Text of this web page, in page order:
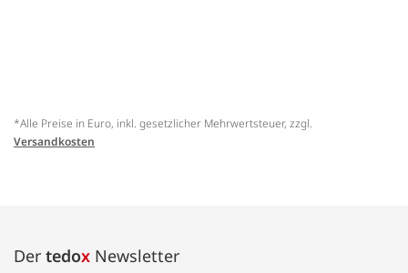
*Alle Preise in Euro, inkl. gesetzlicher Mehrwertsteuer, zzgl.
Versandkosten
Der tedox Newsletter